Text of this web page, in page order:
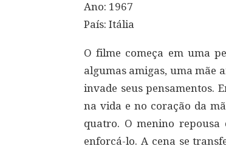
Ano: 1967
País: Itália
O filme começa em uma
algumas amigas, uma mãe
invade seus pensamentos.
na vida e no coração da
quatro. O menino
enforcá-lo. A cena se